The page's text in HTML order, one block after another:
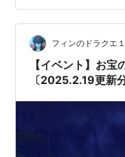
フィンのドラクエ
【イベント】お
〔2025.2.19更新分